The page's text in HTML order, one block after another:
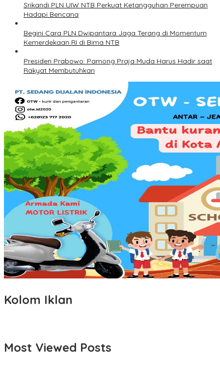
Srikandi PLN UIW NTB Perkuat Ketangguhan Perempuan
Hadapi Bencana
Begini Cara PLN Dwipantara Jaga Terang di Momentum
Kemerdekaan RI di Bima NTB
Presiden Prabowo: Pamong Praja Muda Harus Hadir saat
Rakyat Membutuhkan
Kolom Iklan
Most Viewed Posts